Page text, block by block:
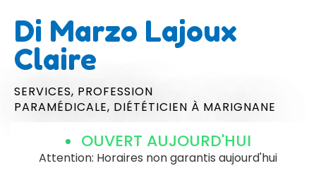
Di Marzo Lajoux
Claire
SERVICES, PROFESSION
PARAMÉDICALE, DIÉTÉTICIEN À MARIGNANE
OUVERT AUJOURD'HUI
Attention: Horaires non garantis aujourd'hui